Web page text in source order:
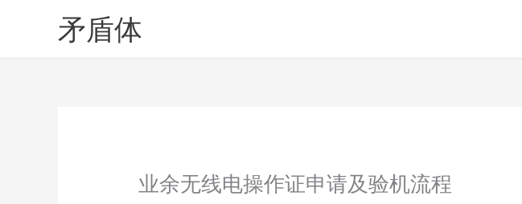
矛盾体
业余无线电操作证申请及验机流程